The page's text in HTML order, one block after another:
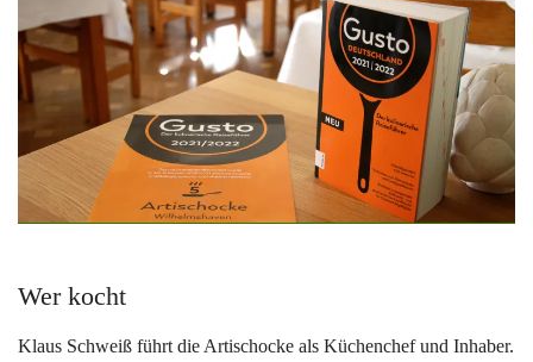
Wer kocht
Klaus Schweiß führt die Artischocke als Küchenchef und Inhaber.